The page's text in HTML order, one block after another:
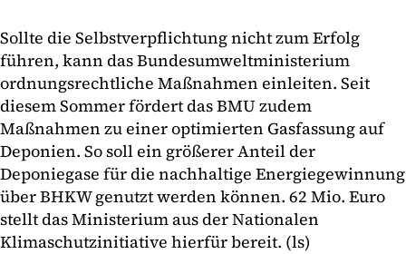
Sollte die Selbstverpflichtung nicht zum Erfolg
führen, kann das Bundesumweltministerium
ordnungsrechtliche Maßnahmen einleiten. Seit
diesem Sommer fördert das BMU zudem
Maßnahmen zu einer optimierten Gasfassung auf
Deponien. So soll ein größerer Anteil der
Deponiegase für die nachhaltige Energiegewinnung
über BHKW genutzt werden können. 62 Mio. Euro
stellt das Ministerium aus der Nationalen
Klimaschutzinitiative hierfür bereit. (ls)